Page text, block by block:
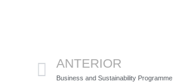
ANTERIOR
Business and Sustainability Programme